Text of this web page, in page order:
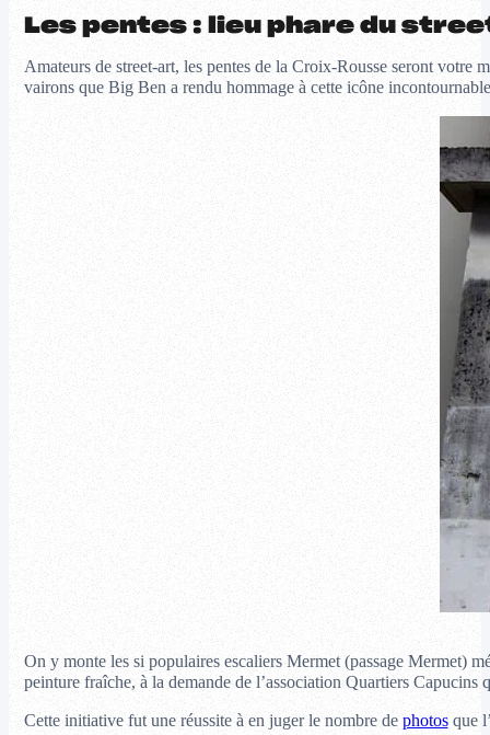
Les pentes : lieu phare du
Amateurs de street-art, les pentes de la Croix-Rousse seront votre
vairons que Big Ben a rendu hommage à cette icône
On y monte les si populaires escaliers Mermet (passage Mermet)
peinture fraîche, à la demande de l’association Quartiers
Cette initiative fut une réussite à en juger le nombre de photosque